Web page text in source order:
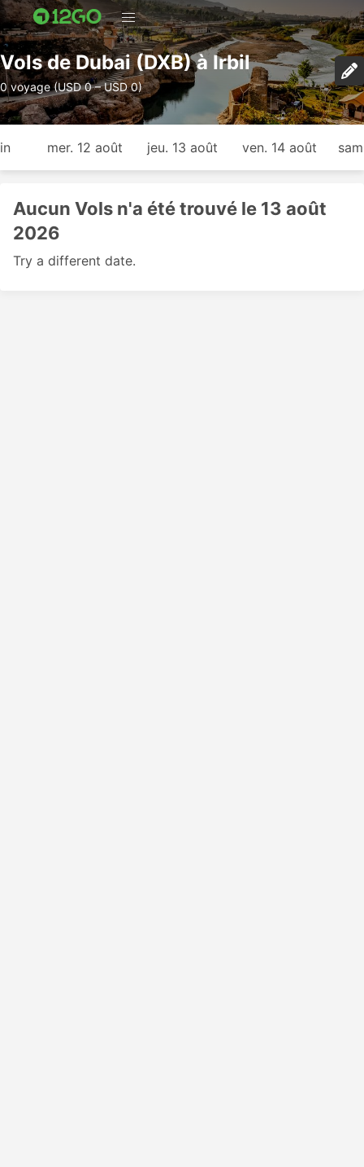
Vols de Dubai (DXB) à Irbil
0 voyage (USD 0 – USD 0)
mer. 12 août jeu. 13 août ven. 14 août
Aucun Vols n'a été trouvé le 13 août
2026
Try a different date.